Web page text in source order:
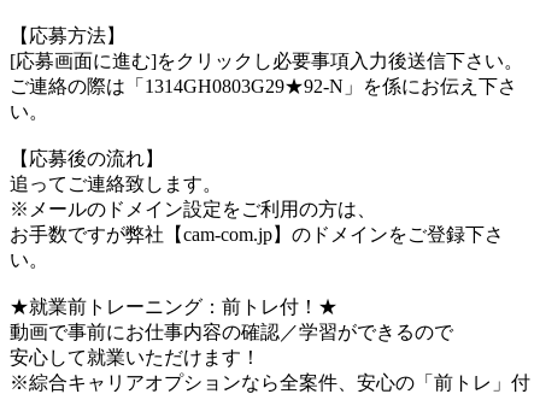
【応募方法】
[応募画面に進む]をクリックし必要事項入力後送信下さい。
ご連絡の際は「1314GH0803G29★92-N」を係にお伝え下さ
い。
【応募後の流れ】
追ってご連絡致します。
※メールのドメイン設定をご利用の方は、
お手数ですが弊社【cam-com.jp】のドメインをご登録下さ
い。
★就業前トレーニング：前トレ付！★
動画で事前にお仕事内容の確認／学習ができるので
安心して就業いただけます！
※綜合キャリアオプションなら全案件、安心の「前トレ」付